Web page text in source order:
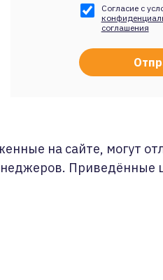
Согласие с
соглашения
на сайте, могут
Приведённые